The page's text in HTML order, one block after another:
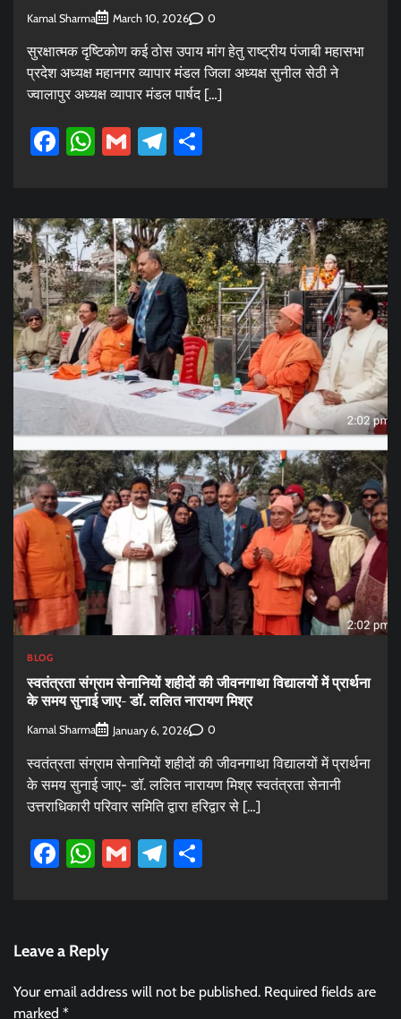
Kamal Sharma March 10, 2026 0
सुरक्षात्मक दृष्टिकोण कई ठोस उपाय मांग हेतु राष्ट्रीय पंजाबी महासभा
प्रदेश अध्यक्ष महानगर व्यापार मंडल जिला अध्यक्ष सुनील सेठी ने
ज्वालापुर अध्यक्ष व्यापार मंडल पार्षद […]
Facebook
WhatsApp
GmailTelegram
BLOG
स्वतंत्रता संग्राम सेनानियों शहीदों की जीवनगाथा विद्यालयों में प्रार्थना
के समय सुनाई जाए- डॉ. ललित नारायण मिश्र
Kamal Sharma January 6, 2026 0
स्वतंत्रता संग्राम सेनानियों शहीदों की जीवनगाथा विद्यालयों में प्रार्थना
के समय सुनाई जाए- डॉ. ललित नारायण मिश्र स्वतंत्रता सेनानी
उत्तराधिकारी परिवार समिति द्वारा हरिद्वार से […]
Facebook
WhatsApp
GmailTelegram
Leave a Reply
Your email address will not be published. Required fields are
marked *